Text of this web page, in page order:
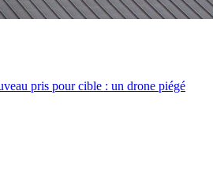
pris pour cible : un drone piégé